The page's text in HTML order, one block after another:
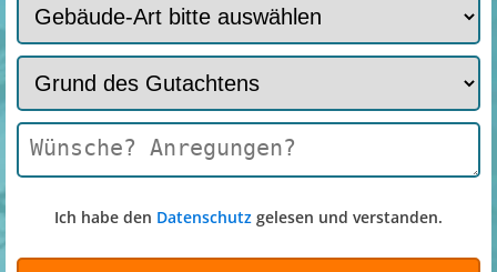
Ich habe den Datenschutz gelesen und verstanden.